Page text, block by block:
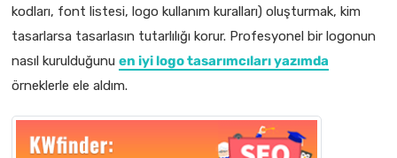
kodları, font listesi, logo kullanım kuralları) oluşturmak, kim
tasarlarsa tasarlasın tutarlılığı korur. Profesyonel bir logonun
nasıl kurulduğunu en iyi logo tasarımcıları yazımda
örneklerle ele aldım.